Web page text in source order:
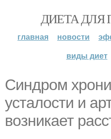
ДИЕТА ДЛЯ
главная новости
виды диет
Синдром
усталости и
возникает